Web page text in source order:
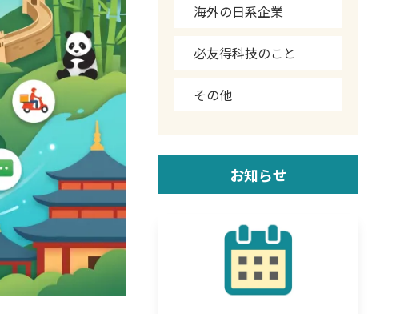
海外の日系企業
必友得科技のこと
その他
お知らせ